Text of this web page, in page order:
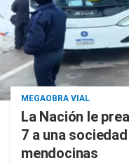
MEGAOBRA VIAL
La Nación le
7 a una
mendocinas